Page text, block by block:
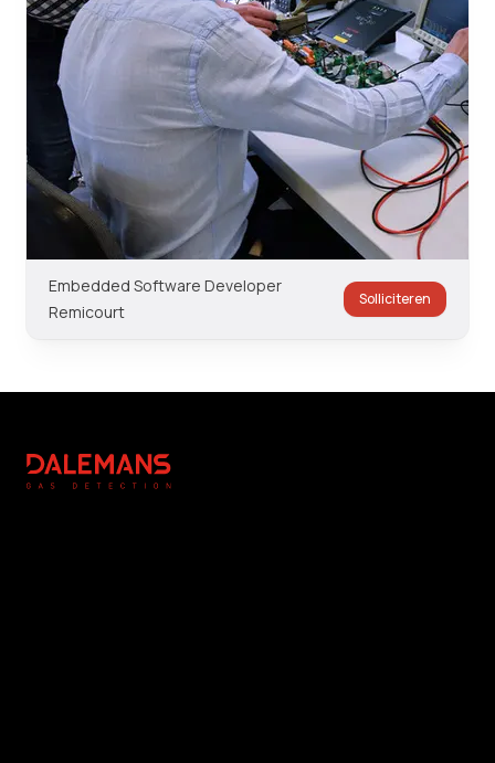
Embedded Software Developer
Remicourt
Solliciteren
DALEMANS